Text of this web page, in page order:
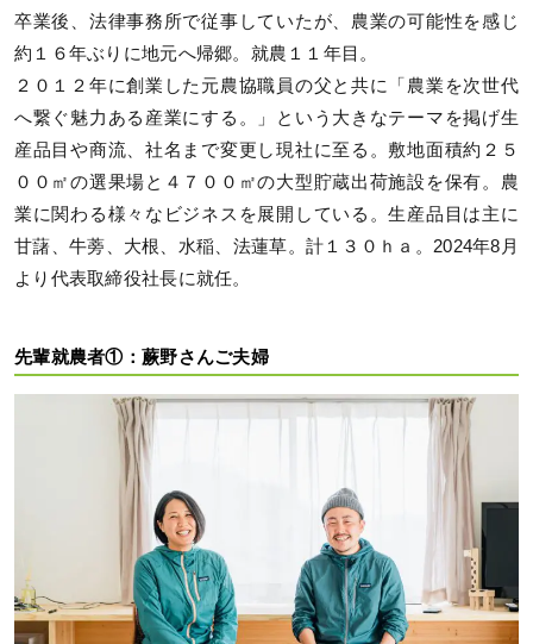
卒業後、法律事務所で従事していたが、農業の可能性を感じ
約１６年ぶりに地元へ帰郷。就農１１年目。
２０１２年に創業した元農協職員の父と共に「農業を次世代
へ繋ぐ魅力ある産業にする。」という大きなテーマを掲げ生
産品目や商流、社名まで変更し現社に至る。敷地面積約２５
００㎡の選果場と４７００㎡の大型貯蔵出荷施設を保有。農
業に関わる様々なビジネスを展開している。生産品目は主に
甘藷、牛蒡、大根、水稲、法蓮草。計１３０ｈａ。2024年8月
より代表取締役社長に就任。
先輩就農者①：蕨野さんご夫婦